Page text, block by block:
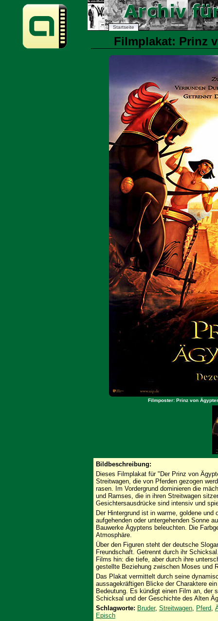
Startseite
Filmplakat: Prinz
Filmposter: Prinz von
Bildbeschreibung:
Dieses Filmplakat für "Der Prinz von
Streitwagen, die von Pferden gezogen
rasen. Im Vordergrund dominieren die
und Ramses, die in ihren Streitwagen
Gesichtersausdrücke sind intensiv und
Der Hintergrund ist in warme, goldene
aufgehenden oder untergehenden Sonne
Bauwerke Ägyptens beleuchten. Die
Atmosphäre.
Über den Figuren steht der deutsche
Freundschaft. Getrennt durch ihr
Films hin: die tiefe, aber durch ihre
gestellte Beziehung zwischen Moses und
Das Plakat vermittelt durch seine
aussagekräftigen Blicke der Charaktere
Bedeutung. Es kündigt einen Film an, der
Schicksal und der Geschichte des Alten
Schlagworte: Bruder, Streitwagen, Pferd,
Episch